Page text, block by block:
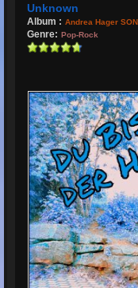
Unknown
Album : Andrea Hager
Genre: Pop-Rock